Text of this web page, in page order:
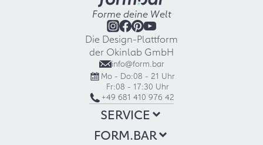
Forme deine Welt
Die Design-Plattform
der Okinlab GmbH
info@form.bar
Mo - Do:08 - 21 Uhr
Fr:08 - 17:30 Uhr
+49 681 410 976 42
SERVICE
FORM.BAR